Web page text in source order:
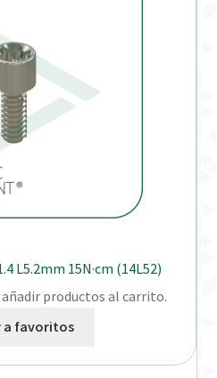
L5.2mm 15N·cm (14L52)
productos al carrito.
a favoritos